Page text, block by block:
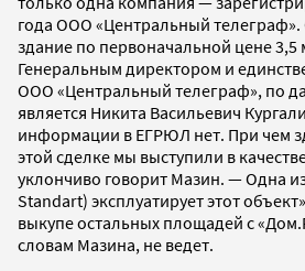
года ООО «Центральный
здание по первоначальной цене 3,5
Генеральным директором и
ООО «Центральный телеграф», по
является Никита Васильевич
информации в ЕГРЮЛ нет. При чем
этой сделке мы выступили в
уклончиво говорит Мазин. — Одна из
Standart) эксплуатирует этот
выкупе остальных площадей с
словам Мазина, не ведет.